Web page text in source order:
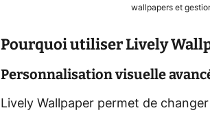
wallpapers et
Pourquoi utiliser Lively
Personnalisation visuelle
Lively Wallpaper permet de